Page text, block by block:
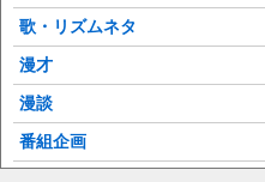
歌・リズムネタ
漫才
漫談
番組企画